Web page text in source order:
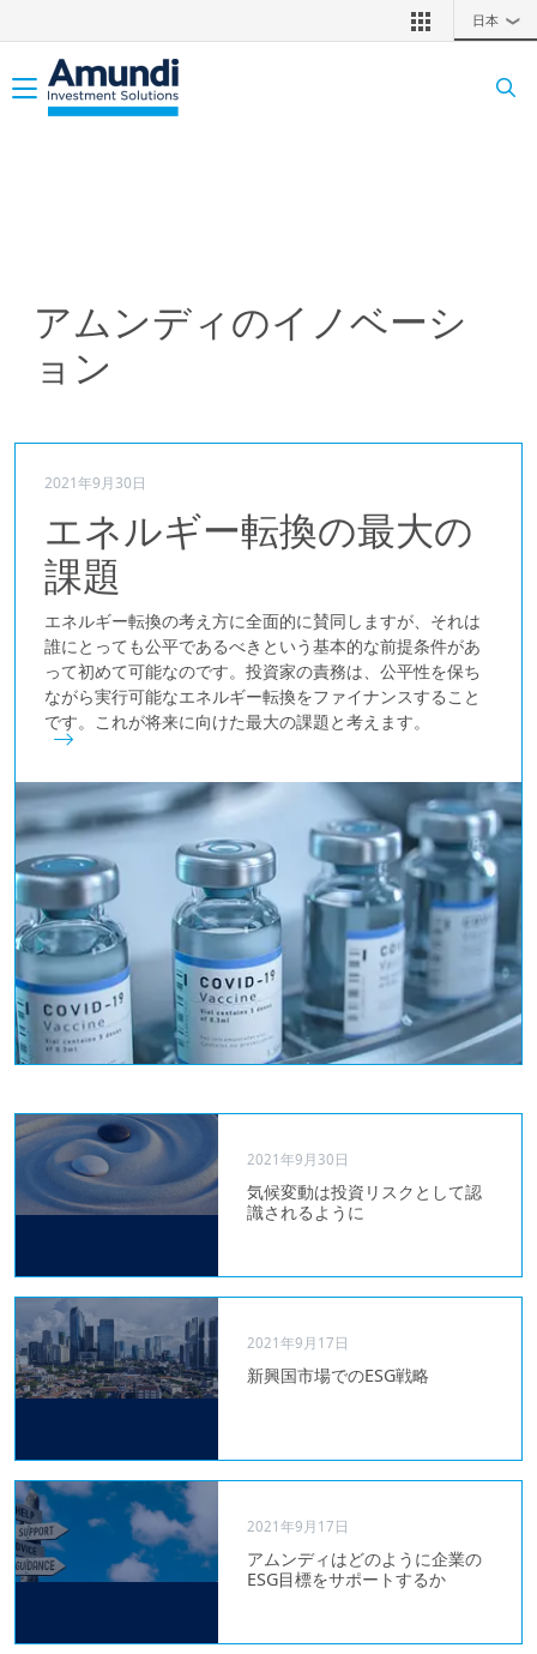
日本 ❯
Toggle navigation
アムンディのイノベーシ
ョン
2021年9月30日
エネルギー転換の最大の
課題
エネルギー転換の考え方に全面的に賛同しますが、それは
誰にとっても公平であるべきという基本的な前提条件があ
って初めて可能なのです。投資家の責務は、公平性を保ち
ながら実行可能なエネルギー転換をファイナンスすること
です。これが将来に向けた最大の課題と考えます。
2021年9月30日
気候変動は投資リスクとして認
識されるように
2021年9月17日
新興国市場でのESG戦略
2021年9月17日
アムンディはどのように企業の
ESG目標をサポートするか